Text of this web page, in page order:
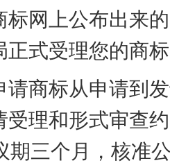
标网上公布出来
正式受理您的商
标从申请到发
受理和形式审查
期三个月，核准